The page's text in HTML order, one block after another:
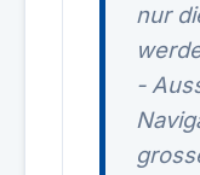
nur
-